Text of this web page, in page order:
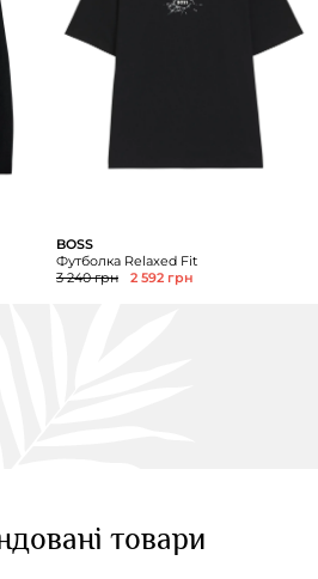
BOSS
Футболка Relaxed Fit
3 240 грн
2 592 грн
товари